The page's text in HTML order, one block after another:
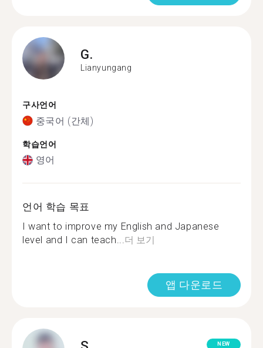
G.
Lianyungang
구사언어
중국어 (간체)
학습언어
영어
언어 학습 목표
I want to improve my English and Japanese
level and I can teach...더 보기
앱 다운로드
NEW